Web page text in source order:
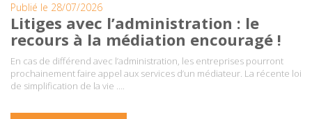
Publié le 28/07/2026
Litiges avec l’administration : le
recours à la médiation encouragé !
En cas de différend avec l’administration, les entreprises pourront
prochainement faire appel aux services d’un médiateur. La récente loi
de simplification de la vie ….